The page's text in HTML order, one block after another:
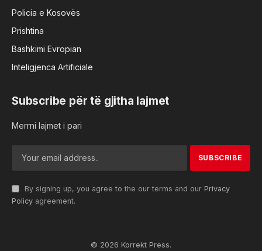
Policia e Kosovës
Prishtina
Bashkimi Evropian
Inteligjenca Artificiale
Subscribe për të gjitha lajmet
Merrni lajmet i pari
By signing up, you agree to the our terms and our Privacy
Policy agreement.
© 2026 Korrekt Press.